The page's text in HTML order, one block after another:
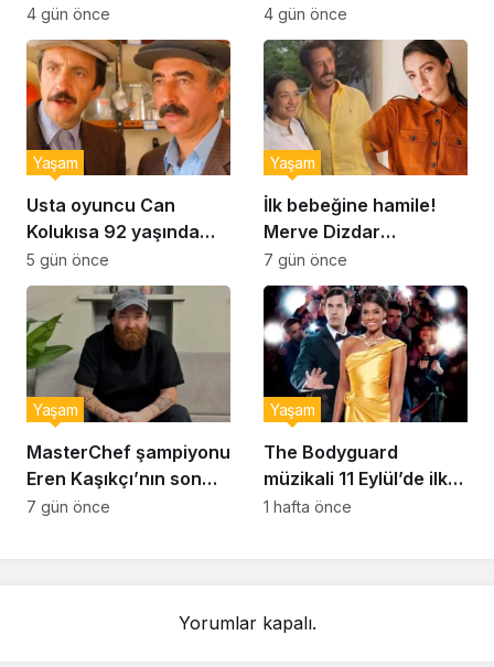
Şekerpare tarifi
4 gün önce
Brownie tadında ıslak
kurabiye tarifi…
4 gün önce
Usta oyuncu Can
Kolukısa 92 yaşında
hayatını kaybetti
Yaşam
5 gün önce
İlk bebeğine hamile!
Merve Dizdar
sessizliğini bozdu: ‘İsim
bulmak çok zor’
Yaşam
7 gün önce
MasterChef şampiyonu
Eren Kaşıkçı’nın son
anlarındaki kahreden
Yaşam
7 gün önce
The Bodyguard
müzikali 11 Eylül’de ilk
kez Türkiye’de
Yaşam
1 hafta önce
Yorumlar kapalı.